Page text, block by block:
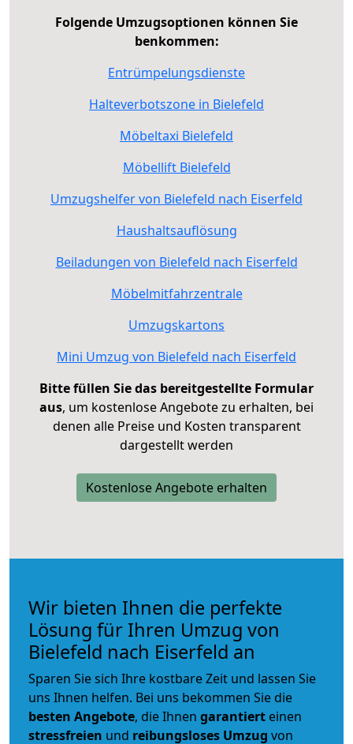
Folgende Umzugsoptionen können Sie
benkommen:
Entrümpelungsdienste
Halteverbotszone in Bielefeld
Möbeltaxi Bielefeld
Möbellift Bielefeld
Umzugshelfer von Bielefeld nach Eiserfeld
Haushaltsauflösung
Beiladungen von Bielefeld nach Eiserfeld
Möbelmitfahrzentrale
Umzugskartons
Mini Umzug von Bielefeld nach Eiserfeld
Bitte füllen Sie das bereitgestellte Formular
aus, um kostenlose Angebote zu erhalten, bei
denen alle Preise und Kosten transparent
dargestellt werden
Kostenlose Angebote erhalten
Wir bieten Ihnen die perfekte
Lösung für Ihren Umzug von
Bielefeld nach Eiserfeld an
Sparen Sie sich Ihre kostbare Zeit und lassen Sie
uns Ihnen helfen. Bei uns bekommen Sie die
besten Angebote, die Ihnen garantiert einen
stressfreien und reibungsloses Umzug von